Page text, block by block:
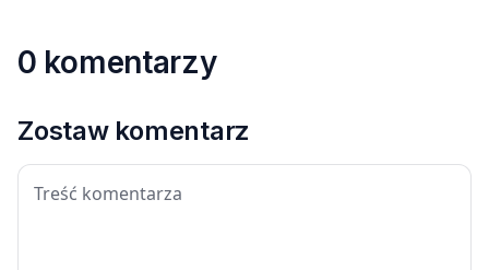
0 komentarzy
Zostaw komentarz